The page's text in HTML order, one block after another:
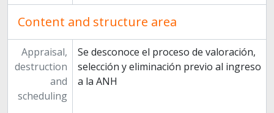
Content and structure area
Appraisal,
destruction
and
scheduling
Se desconoce el proceso de valoración,
selección y eliminación previo al ingreso
a la ANH